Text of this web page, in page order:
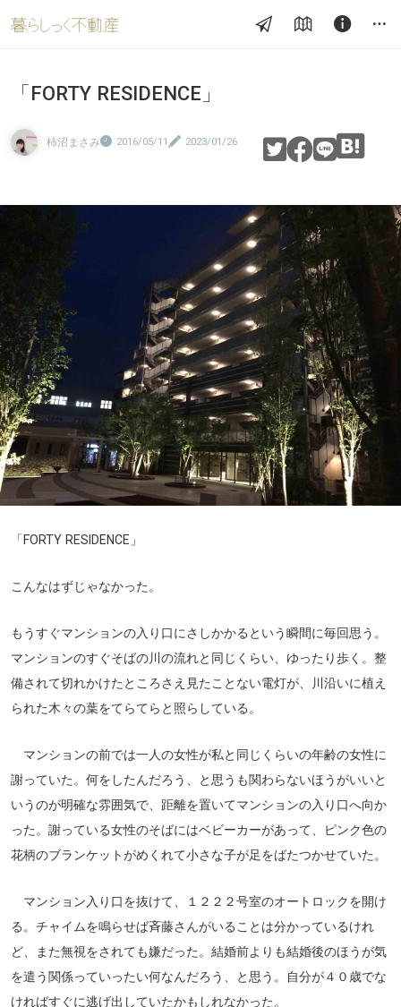
「FORTY RESIDENCE」
柿沼まさみ 2016/05/11 2023/01/26
「FORTY RESIDENCE」
こんなはずじゃなかった。
もうすぐマンションの入り口にさしかかるという瞬間に毎回思う。
マンションのすぐそばの川の流れと同じくらい、ゆったり歩く。整
備されて切れかけたところさえ見たことない電灯が、川沿いに植え
られた木々の葉をてらてらと照らしている。
マンションの前では一人の女性が私と同じくらいの年齢の女性に
謝っていた。何をしたんだろう、と思うも関わらないほうがいいと
いうのが明確な雰囲気で、距離を置いてマンションの入り口へ向か
った。謝っている女性のそばにはベビーカーがあって、ピンク色の
花柄のブランケットがめくれて小さな子が足をばたつかせていた。
マンション入り口を抜けて、１２２２号室のオートロックを開け
る。チャイムを鳴らせば斉藤さんがいることは分かっているけれ
ど、また無視をされても嫌だった。結婚前よりも結婚後のほうが気
を遣う関係っていったい何なんだろう、と思う。自分が４０歳でな
ければすぐに逃げ出していたかもしれなかった。